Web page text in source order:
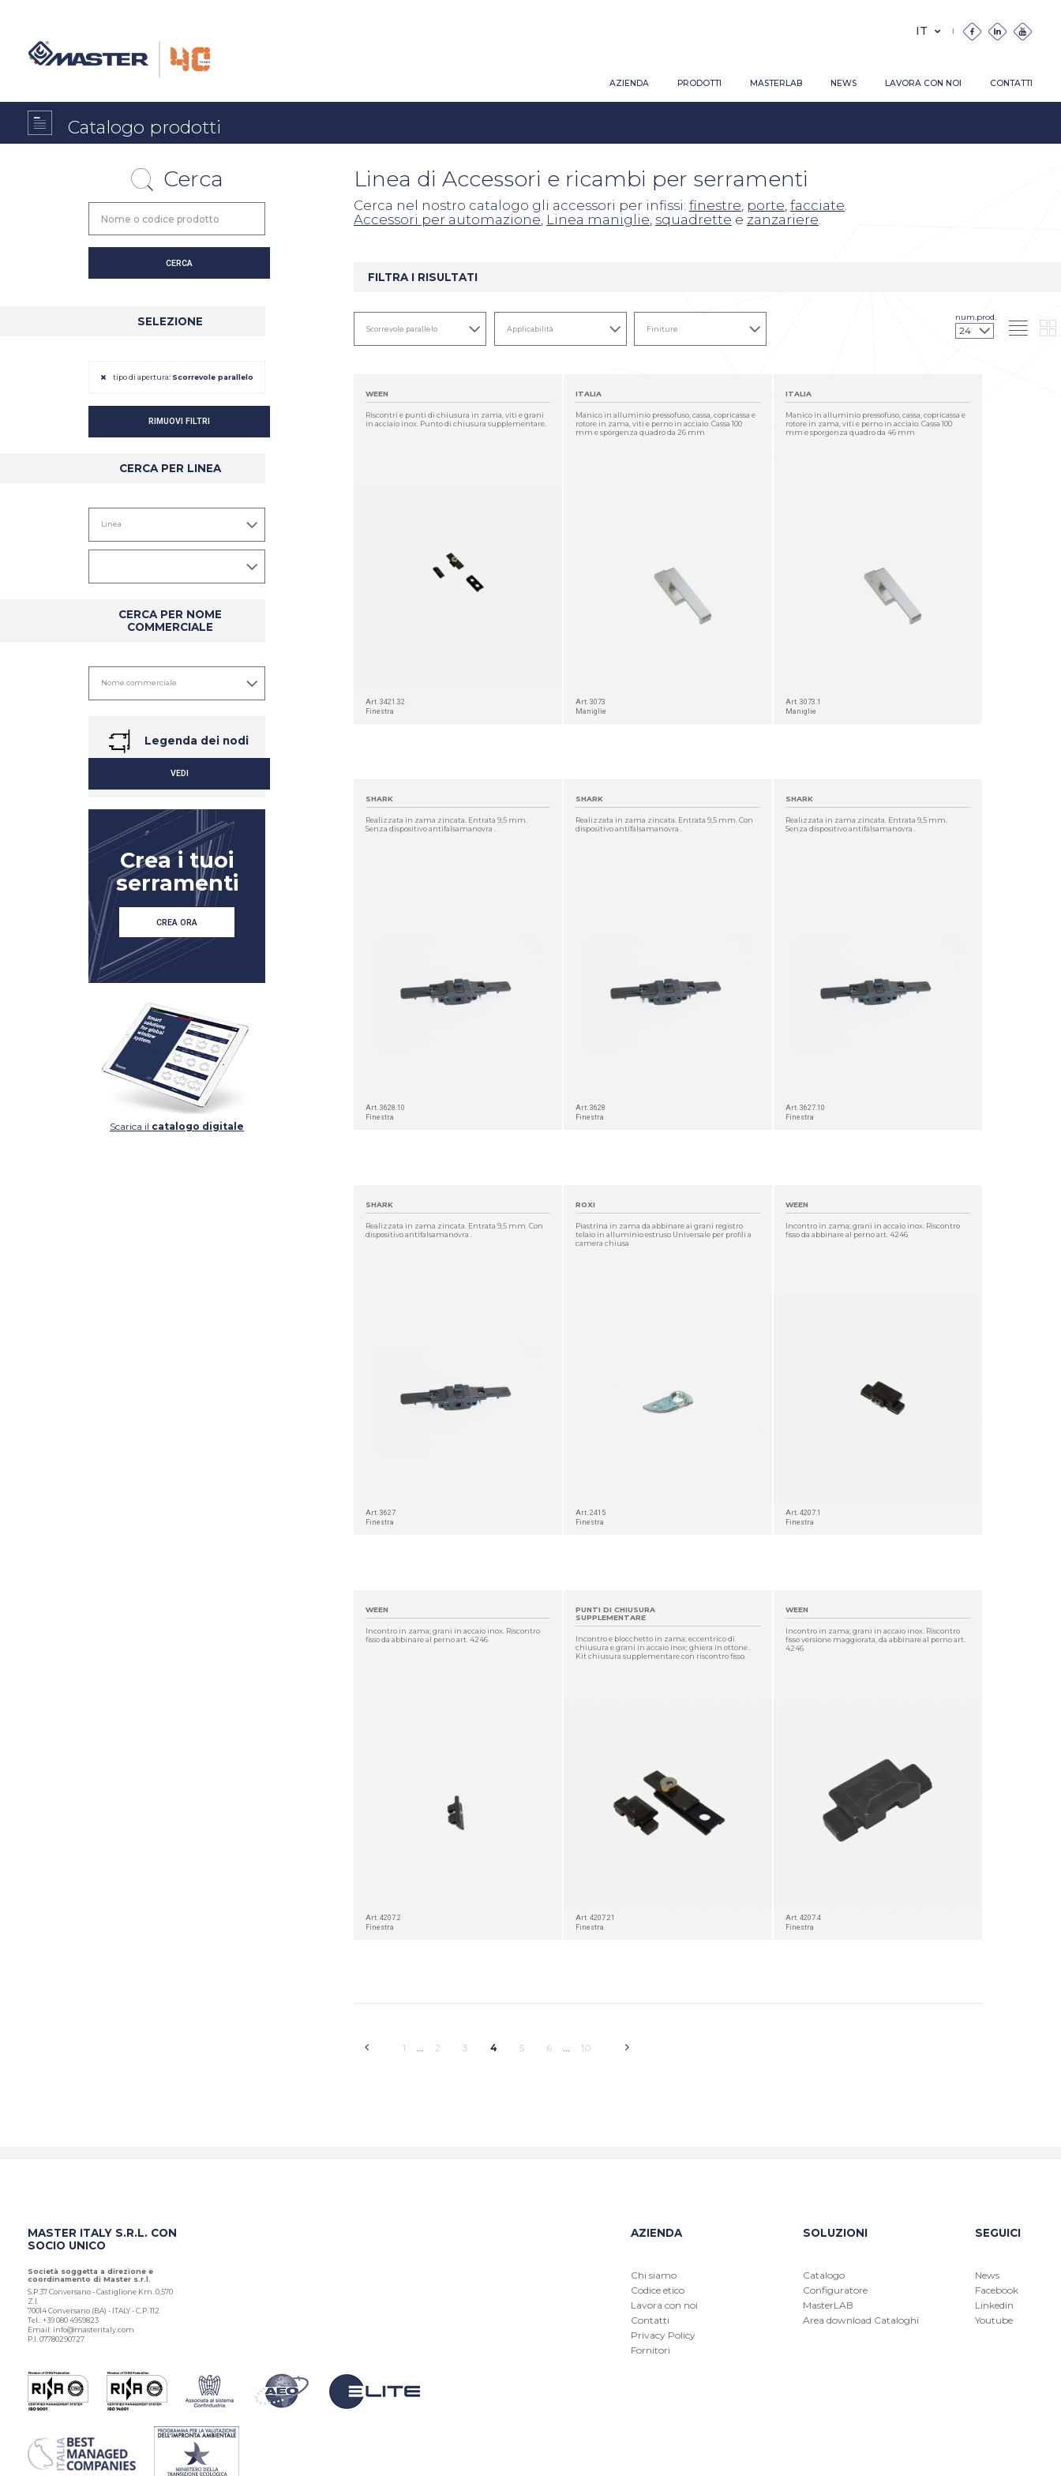
AZIENDA PRODOTTI MASTERLAB NEWS LAVORA CON NOI CONTATTI
Catalogo prodotti
Cerca
SELEZIONE
tipo di apertura: Scorrevole parallelo
RIMUOVI FILTRI
CERCA PER LINEA
CERCA PER NOME
COMMERCIALE
Legenda dei nodi
VEDI
Crea i tuoi
serramenti
CREA ORA
Scarica il catalogo digitale
Linea di Accessori e ricambi per serramenti
Cerca nel nostro catalogo gli accessori per infissi: finestre, porte, facciate.
Accessori per automazione, Linea maniglie, squadrette e zanzariere.
FILTRA I RISULTATI
num.prod.
WEEN
Riscontri e punti di chiusura in zama, viti e grani
in acciaio inox. Punto di chiusura supplementare.
Art. 3421.32
Finestra
ITALIA
Manico in alluminio pressofuso, cassa, copricassa e
rotore in zama, viti e perno in acciaio. Cassa 100
mm e sporgenza quadro da 26 mm
DETTAGLIO
Art. 3073
Maniglie
ITALIA
Manico in alluminio pressofuso, cassa, copricassa e
rotore in zama, viti e perno in acciaio. Cassa 100
mm e sporgenza quadro da 46 mm
Art. 3073.1
Maniglie
SHARK
Realizzata in zama zincata. Entrata 9,5 mm.
Senza dispositivo antifalsamanovra .
Art. 3628.10
Finestra
SHARK
Realizzata in zama zincata. Entrata 9,5 mm. Con
dispositivo antifalsamanovra .
Art. 3628
Finestra
SHARK
Realizzata in zama zincata. Entrata 9,5 mm.
Senza dispositivo antifalsamanovra .
Art. 3627.10
Finestra
SHARK
Realizzata in zama zincata. Entrata 9,5 mm. Con
dispositivo antifalsamanovra .
Art. 3627
Finestra
ROXI
Piastrina in zama da abbinare ai grani registro
telaio in alluminio estruso Universale per profili a
camera chiusa
Art. 2415
Finestra
WEEN
Incontro in zama; grani in accaio inox. Riscontro
fisso da abbinare al perno art. 4246
Art. 4207.1
Finestra
WEEN
Incontro in zama; grani in accaio inox. Riscontro
fisso da abbinare al perno art. 4246
Art. 4207.2
Finestra
PUNTI DI CHIUSURA
SUPPLEMENTARE
Incontro e blocchetto in zama; eccentrico di
chiusura e grani in accaio inox; ghiera in ottone .
Kit chiusura supplementare con riscontro fisso.
Art. 4207.21
Finestra
WEEN
Incontro in zama; grani in accaio inox. Riscontro
fisso versione maggiorata, da abbinare al perno art.
4246
Art. 4207.4
Finestra
1 2 3 4 5 6 10
MASTER ITALY S.R.L. CON
SOCIO UNICO
Società soggetta a direzione e
coordinamento di Master s.r.l.
S.P.37 Conversano - Castiglione Km. 0,570
Z.I.
70014 Conversano (BA) - ITALY - C.P. 112
Tel.: +39 080 4959823
Email: info@masteritaly.com
P.I. 07780290727
AZIENDA
Chi siamo
Codice etico
Lavora con noi
Contatti
Privacy Policy
Fornitori
SOLUZIONI
Catalogo
Configuratore
MasterLAB
Area download Cataloghi
SEGUICI
News
Facebook
Linkedin
Youtube